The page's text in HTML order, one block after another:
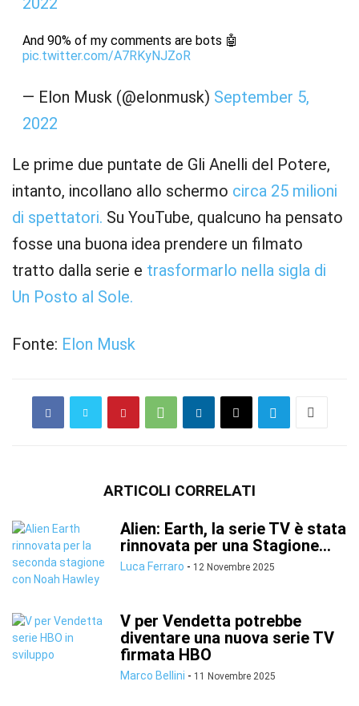
And 90% of my comments are bots 🤖
pic.twitter.com/A7RKyNJZoR
— Elon Musk (@elonmusk) September 5,
2022
Le prime due puntate de Gli Anelli del Potere,
intanto, incollano allo schermo circa 25 milioni
di spettatori. Su YouTube, qualcuno ha pensato
fosse una buona idea prendere un filmato
tratto dalla serie e trasformarlo nella sigla di
Un Posto al Sole.
Fonte: Elon Musk
ARTICOLI CORRELATI
Alien: Earth, la serie TV è stata
rinnovata per una Stagione...
Luca Ferraro - 12 Novembre 2025
V per Vendetta potrebbe
diventare una nuova serie TV
firmata HBO
Marco Bellini - 11 Novembre 2025